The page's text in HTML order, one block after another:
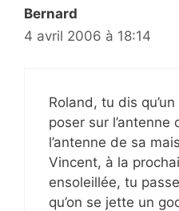
Bernard
4 avril 2006 à 18:14
Roland, tu dis
poser sur l’antenne
l’antenne de sa
Vincent, à la
ensoleillée, tu
qu’on se jette un